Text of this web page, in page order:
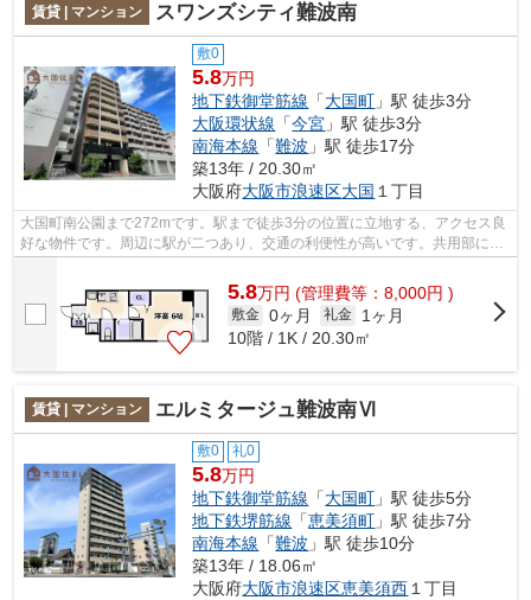
賃貸 | マンション スワンズシティ難波南
敷0
5.8万円
地下鉄御堂筋線 「大国町 」駅 徒歩3分
大阪環状線 「今宮 」駅 徒歩3分
南海本線 「難波 」駅 徒歩17分
築13年 / 20.30㎡
大阪府大阪市浪速区大国 １丁目
大国町南公園まで272mです。駅まで徒歩3分の位置に立地する、アクセス良
好な物件です。周辺に駅が二つあり、交通の利便性が高いです。共用部には
5.8万円 (管理費等：8,000円 )
敷金 0ヶ月 礼金
1ヶ月
10階 / 1K / 20.30㎡
賃貸 | マンション エルミタージュ難波南Ⅵ
敷0 礼0
5.8万円
地下鉄御堂筋線 「大国町 」駅 徒歩5分
地下鉄堺筋線 「恵美須町 」駅 徒歩7分
南海本線 「難波 」駅 徒歩10分
築13年 / 18.06㎡
大阪府大阪市浪速区恵美須西 １丁目